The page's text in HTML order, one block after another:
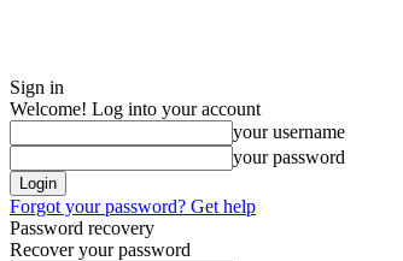
Sign in
Welcome! Log into your account
your username
your password
Forgot your password? Get help
Password recovery
Recover your password